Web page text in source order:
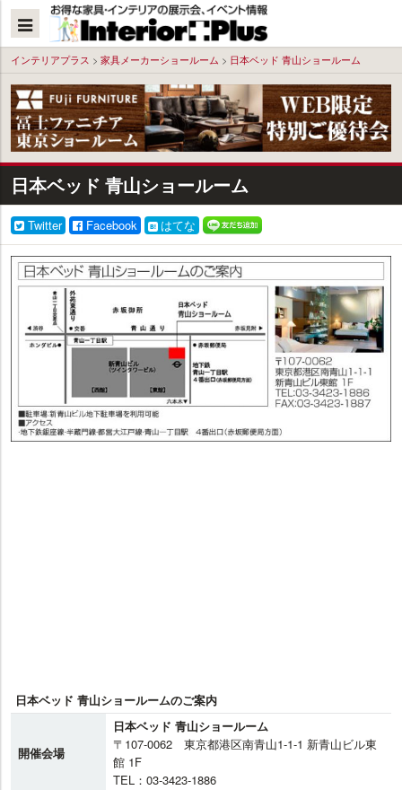
へ
インテリアプラス > 家具メーカーショールーム > 日本ベッド 青山ショールーム
日本ベッド 青山ショールーム
Twitter Facebook はてな
日本ベッド 青山ショールームのご案内
開催会場
日本ベッド 青山ショールーム
〒107-0062 東京都港区南青山1-1-1 新青山ビル東
館 1F
TEL：03-3423-1886